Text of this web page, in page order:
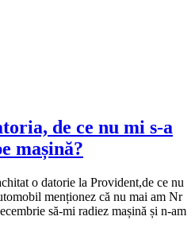
de ce nu mi s-a
mașină?
o datorie la Provident,de ce nu
menționez că nu mai am Nr
să-mi radiez mașină și n-am